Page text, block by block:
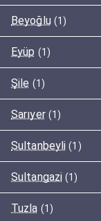
Beyoğlu (1)
Eyüp (1)
Şile (1)
Sarıyer (1)
Sultanbeyli (1)
Sultangazi (1)
Tuzla (1)